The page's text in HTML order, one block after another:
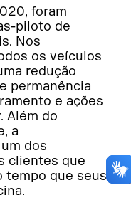
foram
piloto de
Nos
os veículos
redução
permanência
e ações
Além do
a
dos
clientes que
tempo que seus